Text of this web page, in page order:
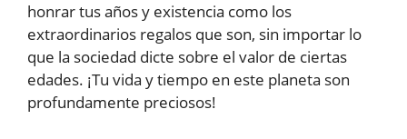
honrar tus años y existencia como los
extraordinarios regalos que son, sin importar lo
que la sociedad dicte sobre el valor de ciertas
edades. ¡Tu vida y tiempo en este planeta son
profundamente preciosos!